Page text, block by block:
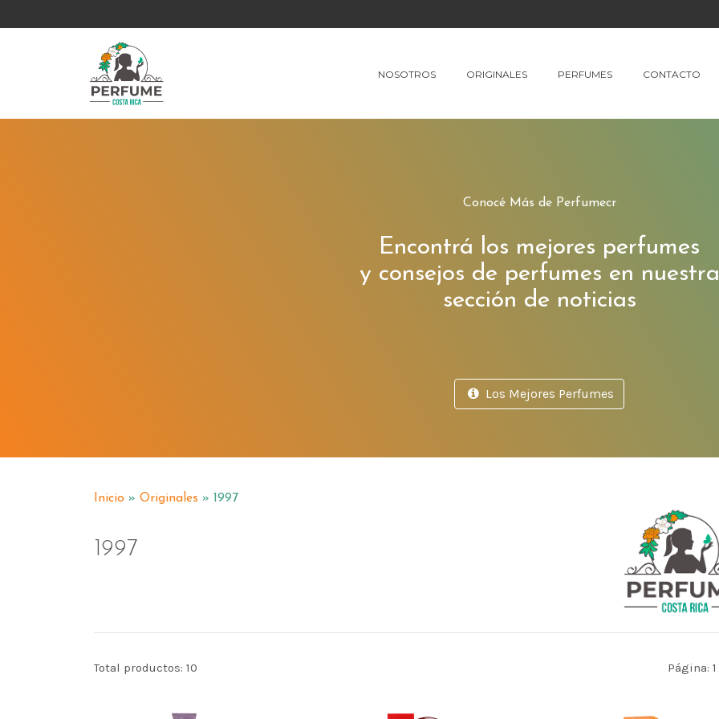
NOSOTROS ORIGINALES PERFUMES CONTACTO
Conocé Más de Perfumecr
Encontrá los mejores perfumes
y consejos de perfumes en nuestra
sección de noticias
Los Mejores Perfumes
Inicio » Originales » 1997
1997
Total productos: 10 Página: 1